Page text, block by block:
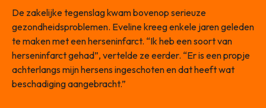
De zakelijke tegenslag kwam bovenop serieuze
gezondheidsproblemen. Eveline kreeg enkele jaren geleden
te maken met een herseninfarct. “Ik heb een soort van
herseninfarct gehad”, vertelde ze eerder. “Er is een propje
achterlangs mijn hersens ingeschoten en dat heeft wat
beschadiging aangebracht.”